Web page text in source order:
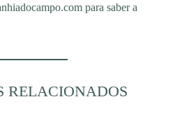
para saber a
RELACIONADOS